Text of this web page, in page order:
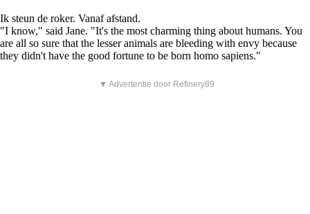
Ik steun de roker. Vanaf afstand.
"I know," said Jane. "It's the most charming thing about humans. You
are all so sure that the lesser animals are bleeding with envy because
they didn't have the good fortune to be born homo sapiens."
▼ Advertentie door Refinery89